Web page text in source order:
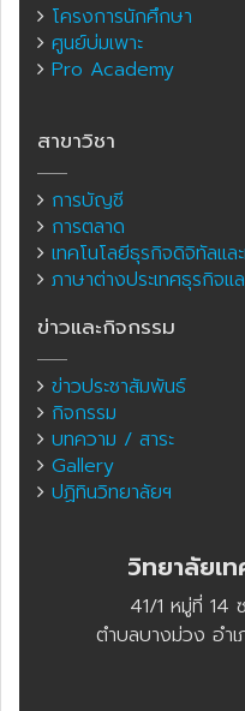
โครงการนักศึกษา
ศูนย์บ่มเพาะ
Pro Academy
สาขาวิชา
การบัญชี
การตลาด
เทคโนโลยีธุรกิจดิจิทัลแล
ภาษาต่างประเทศธุรกิจแ
ข่าวและกิจกรรม
ข่าวประชาสัมพันธ์
กิจกรรม
บทความ / สาระ
Gallery
ปฏิทินวิทยาลัยฯ
วิทยาลัยเ
41/1 หมู่ที่ 14
ตำบลบางม่วง อำ